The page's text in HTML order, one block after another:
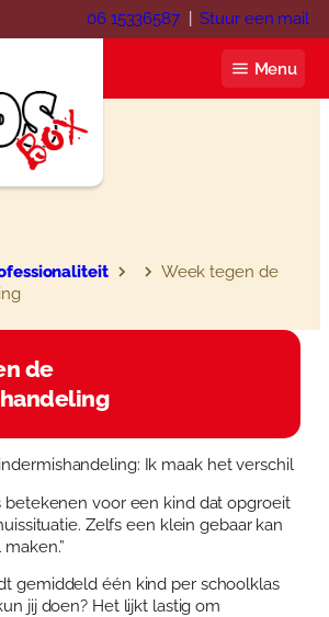
06 15336587|Stuur een mail
Menu
Week tegen de
de
Ik maak het verschil
betekenen voor een kind dat opgroeit
Zelfs een klein gebaar kan
gemiddeld één kind per schoolklas
jij doen? Het lijkt lastig om